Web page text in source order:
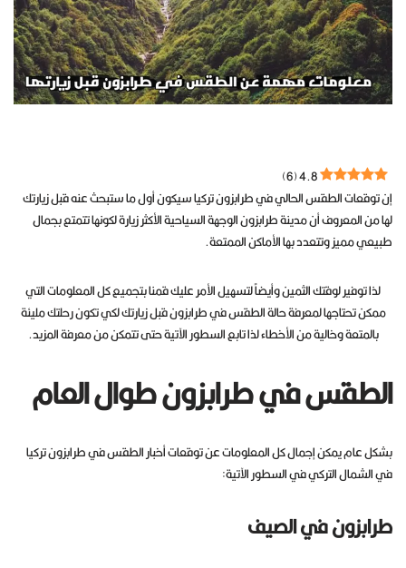
4.8
(
6
)
إن توقعات الطقس الحالي في طرابزون تركيا سيكون أول ما ستبحث عنه قبل زيارتك
لها من المعروف أن مدينة طرابزون الوجهة السياحية الأكثر زيارة لكونها تتمتع بجمال
طبيعي مميز وتتعدد بها الأماكن الممتعة.
لذا توفير لوقتك الثمين وأيضاً لتسهيل الأمر عليك قمنا بتجميع كل المعلومات التي
ممكن تحتاجها لمعرفة حالة الطقس في طرابزون قبل زيارتك لكي تكون رحلتك مليئة
بالمتعة وخالية من الأخطاء لذا تابع السطور الآتية حتى تتمكن من معرفة المزيد.
الطقس في طرابزون طوال العام
بشكل عام يمكن إجمال كل المعلومات عن توقعات أخبار الطقس في طرابزون تركيا
في الشمال التركي في السطور الآتية:
طرابزون في الصيف